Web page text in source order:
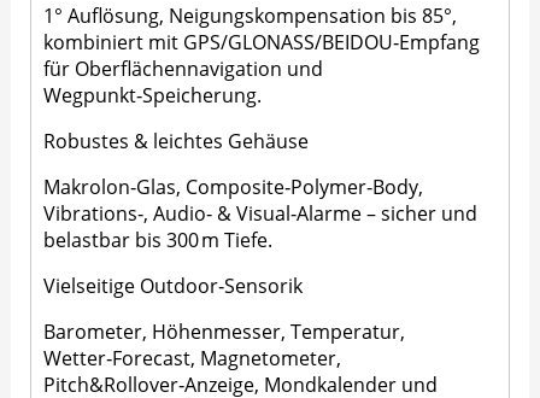
1° Auflösung, Neigungskompensation bis 85°,
kombiniert mit GPS/GLONASS/BEIDOU‑Empfang
für Oberflächennavigation und
Wegpunkt‑Speicherung.
Robustes & leichtes Gehäuse
Makrolon‑Glas, Composite‑Polymer‑Body,
Vibrations‑, Audio‑ & Visual‑Alarme – sicher und
belastbar bis 300 m Tiefe.
Vielseitige Outdoor‑Sensorik
Barometer, Höhenmesser, Temperatur,
Wetter‑Forecast, Magnetometer,
Pitch&Rollover‑Anzeige, Mondkalender und